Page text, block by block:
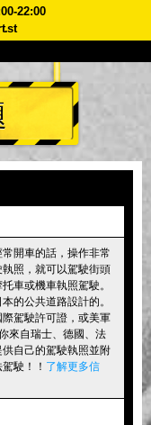
22:00
價格
東京 秋葉原 #1
東京 澀谷
東京灣
大阪
開車的話，操作非常
照，就可以駕駛街頭
車或機車執照駕駛。
的公共道路設計的。
駕駛許可證，或美軍
來自瑞士、德國、法
自己的駕駛執照並附
駛！！ 了解更多信